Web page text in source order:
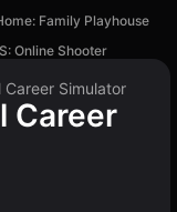
Family Playhouse
Online Shooter
Career Simulator
Career